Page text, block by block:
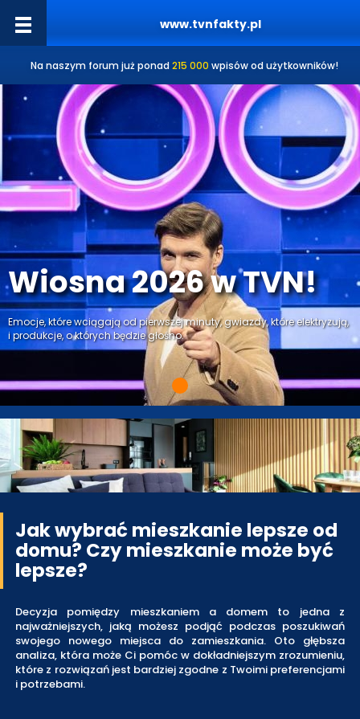
www.tvnfakty.pl
Na naszym forum już ponad 215 000 wpisów od użytkowników!
Wiosna 2026 w TVN!
Emocje, które wciągają od pierwszej minuty, gwiazdy, które elektryzują,
i produkcje, o których będzie głośno.
Jak wybrać mieszkanie lepsze od
domu? Czy mieszkanie może być
lepsze?
Decyzja pomiędzy mieszkaniem a domem to jedna z
najważniejszych, jaką możesz podjąć podczas poszukiwań
swojego nowego miejsca do zamieszkania. Oto głębsza
analiza, która może Ci pomóc w dokładniejszym zrozumieniu,
które z rozwiązań jest bardziej zgodne z Twoimi preferencjami
i potrzebami.